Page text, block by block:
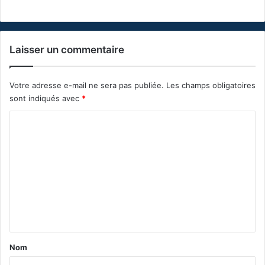
Laisser un commentaire
Votre adresse e-mail ne sera pas publiée. Les champs obligatoires
sont indiqués avec *
a
Nom